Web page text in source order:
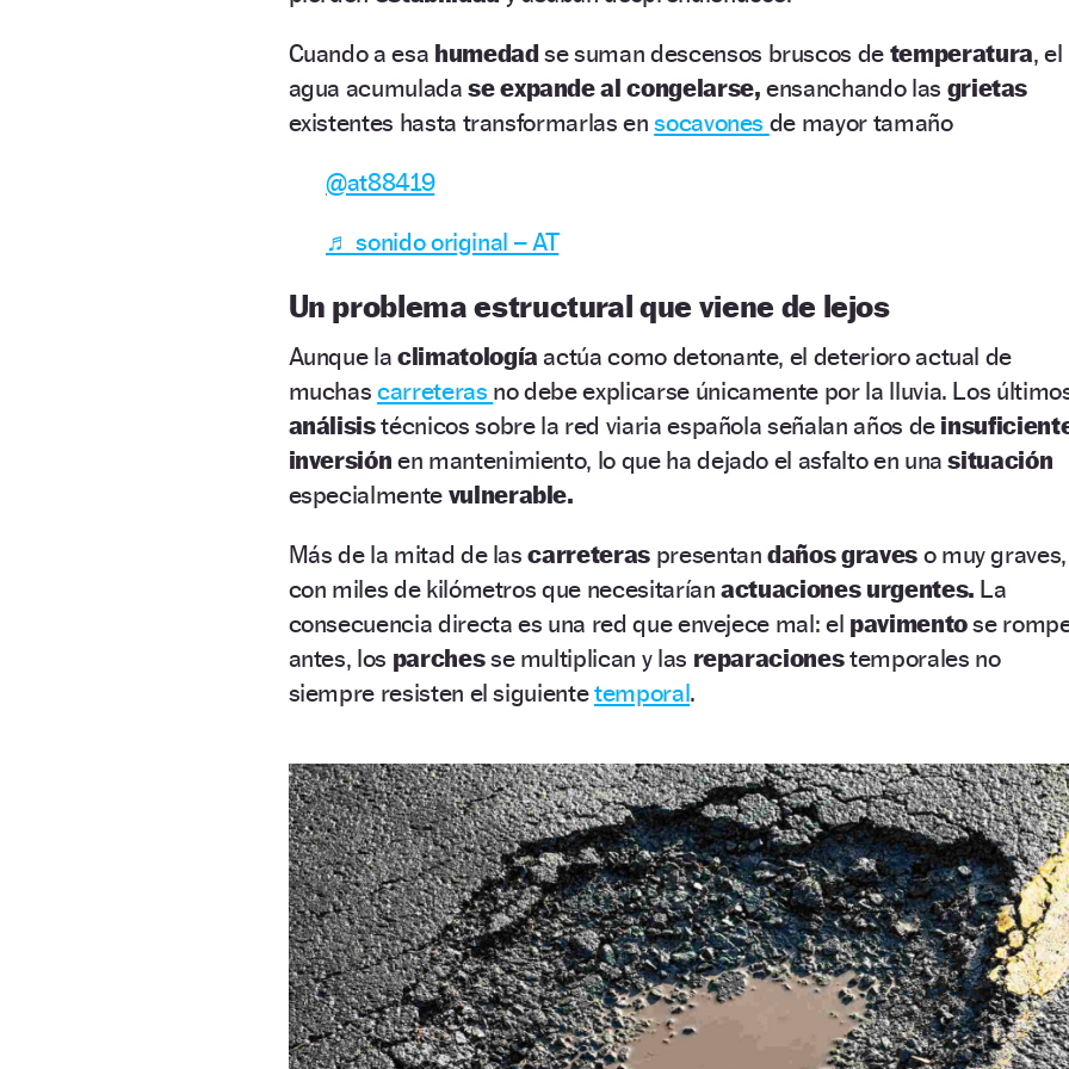
Cuando a esa humedadse suman descensos bruscos de temperatura, el
agua acumuladase expande al congelarse, ensanchando las grietas
existentes hasta transformarlas ensocavones de mayor tamaño
@at88419
♬ sonido original – AT
Un problema estructural que viene de lejos
Aunque la climatologíaactúa como detonante, el deterioro actual de
muchascarreteras no debe explicarse únicamente por la lluvia. Los
análisistécnicos sobre la red viaria española señalan años de
inversiónen mantenimiento, lo que ha dejado el asfalto en unasituación
especialmente vulnerable.
Más de la mitad de lascarreteras presentandaños graveso muy graves,
con miles de kilómetros que necesitaríanactuaciones urgentes. La
consecuencia directa es una red que envejece mal: el pavimentose
antes, los parchesse multiplican y las reparacionestemporales no
siempre resisten el siguientetemporal.